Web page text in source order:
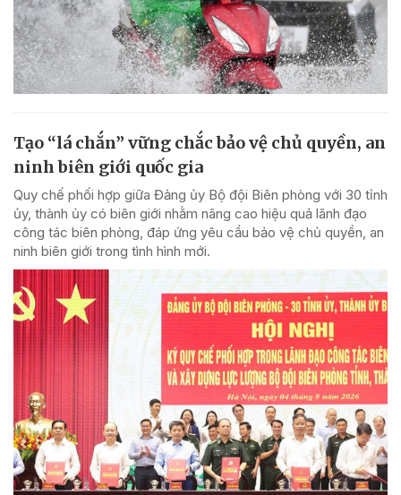
Tạo “lá chắn” vững chắc bảo vệ chủ quyền, an
ninh biên giới quốc gia
Quy chế phối hợp giữa Đảng ủy Bộ đội Biên phòng với 30 tỉnh
ủy, thành ủy có biên giới nhằm nâng cao hiệu quả lãnh đạo
công tác biên phòng, đáp ứng yêu cầu bảo vệ chủ quyền, an
ninh biên giới trong tình hình mới.